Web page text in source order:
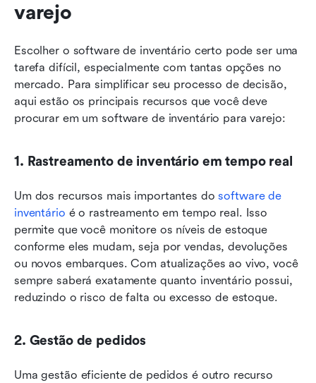
varejo
Escolher o software de inventário certo pode ser uma
tarefa difícil, especialmente com tantas opções no
mercado. Para simplificar seu processo de decisão,
aqui estão os principais recursos que você deve
procurar em um software de inventário para varejo:
1. Rastreamento de inventário em tempo real
Um dos recursos mais importantes do software de
inventário é o rastreamento em tempo real. Isso
permite que você monitore os níveis de estoque
conforme eles mudam, seja por vendas, devoluções
ou novos embarques. Com atualizações ao vivo, você
sempre saberá exatamente quanto inventário possui,
reduzindo o risco de falta ou excesso de estoque.
2. Gestão de pedidos
Uma gestão eficiente de pedidos é outro recurso